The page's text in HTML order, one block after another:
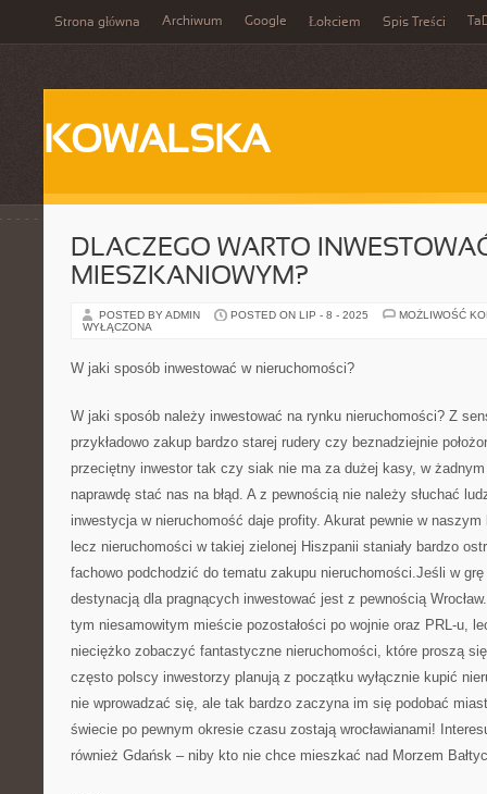
Strona główna Archiwum Google Łokciem Spis Treści
KOWALSKA
DLACZEGO WARTO
MIESZKANIOWYM?
POSTED BY ADMIN POSTED ON LIP - 8 - 2025
MOŻLIWOŚĆ
WYŁĄCZONA
W jaki sposób inwestować w nieruchomości?
W jaki sposób należy inwestować na rynku nieruchomości? Z
przykładowo zakup bardzo starej rudery czy beznadziejnie
przeciętny inwestor tak czy siak nie ma za dużej kasy, w
naprawdę stać nas na błąd. A z pewnością nie należy słuchać
inwestycja w nieruchomość daje profity. Akurat pewnie w
lecz nieruchomości w takiej zielonej Hiszpanii staniały bardzo
fachowo podchodzić do tematu zakupu nieruchomości.Jeśli w
destynacją dla pragnących inwestować jest z pewnością
tym niesamowitym mieście pozostałości po wojnie oraz PRL-u,
nieciężko zobaczyć fantastyczne nieruchomości, które proszą
często polscy inwestorzy planują z początku wyłącznie kupić
nie wprowadzać się, ale tak bardzo zaczyna im się podobać
świecie po pewnym okresie czasu zostają wrocławianami!
również Gdańsk – niby kto nie chce mieszkać nad Morzem